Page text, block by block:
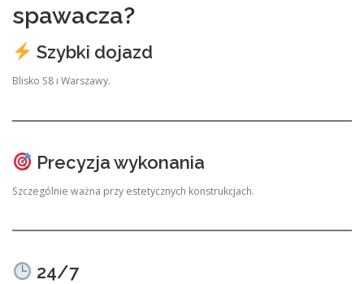
spawacza?
Szybki dojazd
Blisko S8 i Warszawy.
Precyzja wykonania
Szczególnie ważna przy estetycznych konstrukcjach.
24/7